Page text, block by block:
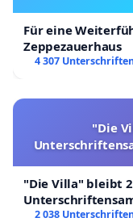
Für eine
Zeppezauerhaus
4 307
"Die
"Die Villa" bleibt
2 038